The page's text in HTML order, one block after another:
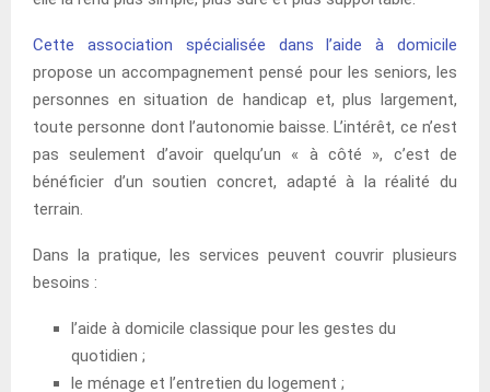
Cette association spécialisée dans l’aide à domicile
propose un accompagnement pensé pour les seniors, les
personnes en situation de handicap et, plus largement,
toute personne dont l’autonomie baisse. L’intérêt, ce n’est
pas seulement d’avoir quelqu’un « à côté », c’est de
bénéficier d’un soutien concret, adapté à la réalité du
terrain.
Dans la pratique, les services peuvent couvrir plusieurs
besoins :
l’aide à domicile classique pour les gestes du
quotidien ;
le ménage et l’entretien du logement ;